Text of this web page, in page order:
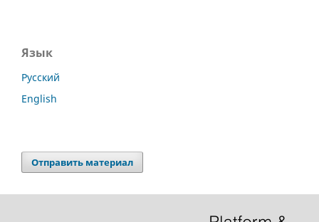
Язык
Русский
English
Отправить материал